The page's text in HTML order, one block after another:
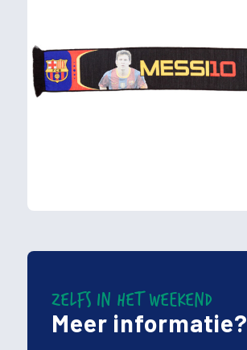
ZELFS IN HET WEEKEND
Meer informatie?